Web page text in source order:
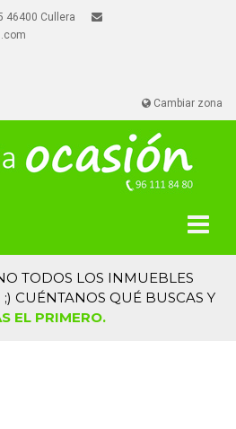
5 46400 Cullera
Cambiar zona
TODOS LOS INMUEBLES
CUÉNTANOS QUÉ BUSCAS Y
EL PRIMERO.